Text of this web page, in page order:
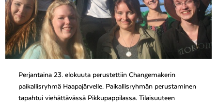
Perjantaina 23. elokuuta perustettiin Changemakerin
paikallisryhmä Haapajärvelle. Paikallisryhmän perustaminen
tapahtui viehättävässä Pikkupappilassa. Tilaisuuteen